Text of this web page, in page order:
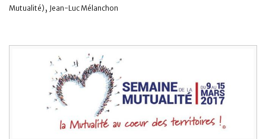
Mutualité) , Jean-Luc Mélanchon